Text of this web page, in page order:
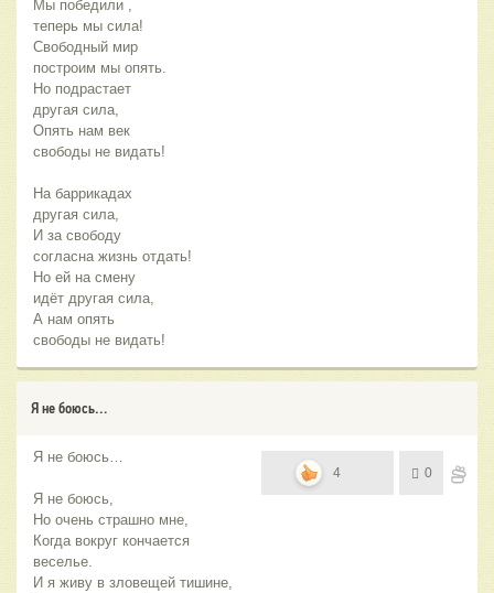
Мы победили ,
теперь мы сила!
Свободный мир
построим мы опять.
Но подрастает
другая сила,
Опять нам век
свободы не видать!
На баррикадах
другая сила,
И за свободу
согласна жизнь отдать!
Но ей на смену
идёт другая сила,
А нам опять
свободы не видать!
Я не боюсь…
Я не боюсь…
Я не боюсь,
Но очень страшно мне,
Когда вокруг кончается
веселье.
И я живу в зловещей тишине,
4 0